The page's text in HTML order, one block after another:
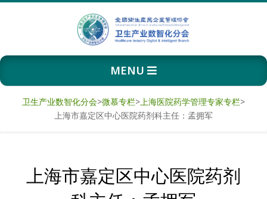
卫
生
产
数
Primary
Navigation
MENU
卫生产业数智化分会>微慕专栏>上海医院药学管理专家专栏>
上海市嘉定区中心医院药剂科主任：孟拥军
上海市嘉定区中心医院药剂